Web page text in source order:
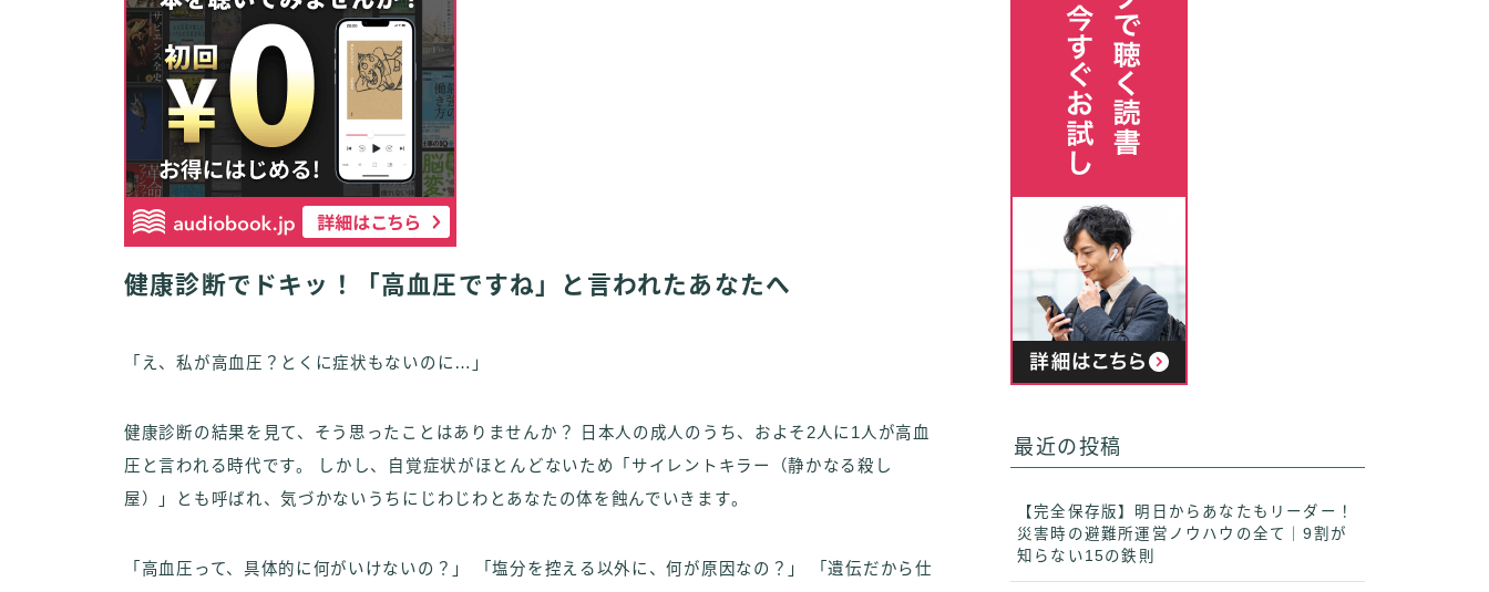
健康診断でドキッ！「高血圧ですね」と言われたあなたへ
「え、私が高血圧？とくに症状もないのに…」
健康診断の結果を見て、そう思ったことはありませんか？ 日本人の成人のうち、およそ2人に1人が高血
圧と言われる時代です。 しかし、自覚症状がほとんどないため「サイレントキラー（静かなる殺し
屋）」とも呼ばれ、気づかないうちにじわじわとあなたの体を蝕んでいきます。
「高血圧って、具体的に何がいけないの？」 「塩分を控える以外に、何が原因なの？」 「遺伝だから仕
最近の投稿
【完全保存版】明日からあなたもリーダー！
災害時の避難所運営ノウハウの全て｜9割が
知らない15の鉄則